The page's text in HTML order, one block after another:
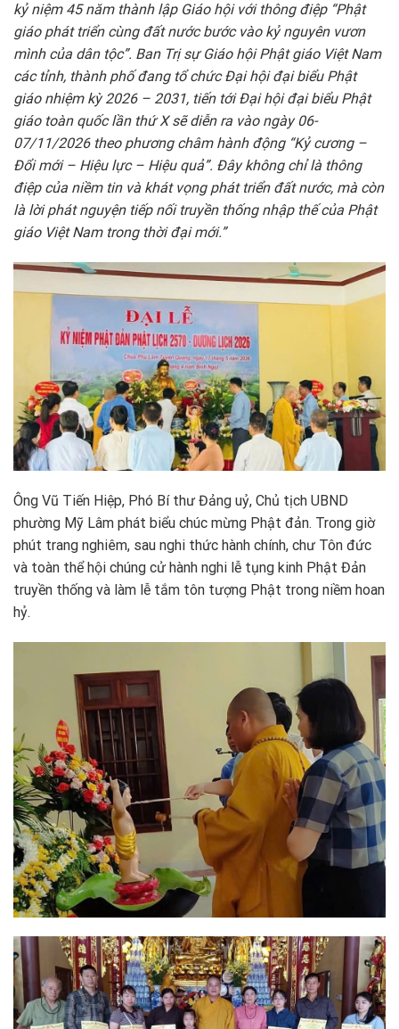
kỷ niệm 45 năm thành lập Giáo hội với thông điệp “Phật
giáo phát triển cùng đất nước bước vào kỷ nguyên vươn
mình của dân tộc”. Ban Trị sự Giáo hội Phật giáo Việt Nam
các tỉnh, thành phố đang tổ chức Đại hội đại biểu Phật
giáo nhiệm kỳ 2026 – 2031, tiến tới Đại hội đại biểu Phật
giáo toàn quốc lần thứ X sẽ diễn ra vào ngày 06-
07/11/2026 theo phương châm hành động “Kỷ cương –
Đổi mới – Hiệu lực – Hiệu quả”. Đây không chỉ là thông
điệp của niềm tin và khát vọng phát triển đất nước, mà còn
là lời phát nguyện tiếp nối truyền thống nhập thế của Phật
giáo Việt Nam trong thời đại mới.”
Ông Vũ Tiến Hiệp, Phó Bí thư Đảng uỷ, Chủ tịch UBND
phường Mỹ Lâm phát biểu chúc mừng Phật đản. Trong giờ
phút trang nghiêm, sau nghi thức hành chính, chư Tôn đức
và toàn thể hội chúng cử hành nghi lễ tụng kinh Phật Đản
truyền thống và làm lễ tắm tôn tượng Phật trong niềm hoan
hỷ.